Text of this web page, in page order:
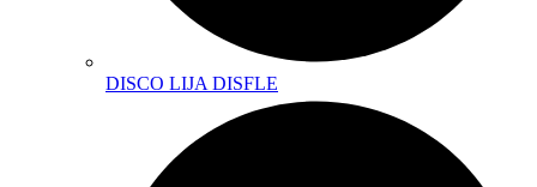
DISCO LIJA DISFLE